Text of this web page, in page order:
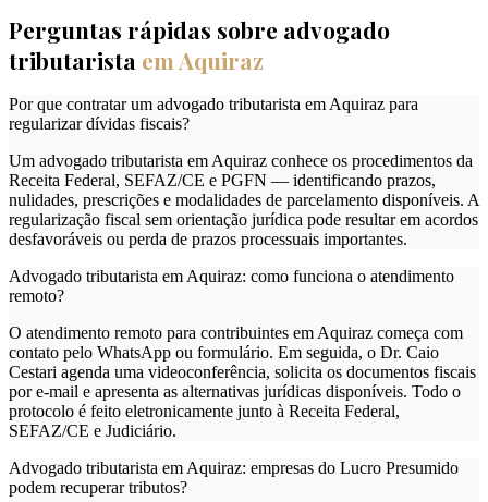
Perguntas rápidas sobre advogado
tributarista em Aquiraz
Por que contratar um advogado tributarista em Aquiraz para
regularizar dívidas fiscais?
Um advogado tributarista em Aquiraz conhece os procedimentos da
Receita Federal, SEFAZ/CE e PGFN — identificando prazos,
nulidades, prescrições e modalidades de parcelamento disponíveis. A
regularização fiscal sem orientação jurídica pode resultar em acordos
desfavoráveis ou perda de prazos processuais importantes.
Advogado tributarista em Aquiraz: como funciona o atendimento
remoto?
O atendimento remoto para contribuintes em Aquiraz começa com
contato pelo WhatsApp ou formulário. Em seguida, o Dr. Caio
Cestari agenda uma videoconferência, solicita os documentos fiscais
por e-mail e apresenta as alternativas jurídicas disponíveis. Todo o
protocolo é feito eletronicamente junto à Receita Federal,
SEFAZ/CE e Judiciário.
Advogado tributarista em Aquiraz: empresas do Lucro Presumido
podem recuperar tributos?